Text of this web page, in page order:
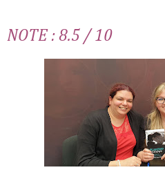
NOTE : 8.5 / 10